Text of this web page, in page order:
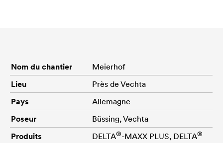
Nom du chantier
Meierhof
Lieu
Près de Vechta
Pays
Allemagne
Poseur
Büssing, Vechta
Produits
DELTA®-MAXX PLUS, DELTA®